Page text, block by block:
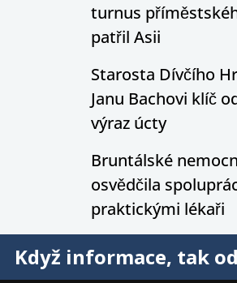
turnus
patřil Asii
Starosta Dívčího
Janu Bachovi klíč
výraz úcty
Bruntálské
osvědčila
praktickými lékaři
Když informace, tak